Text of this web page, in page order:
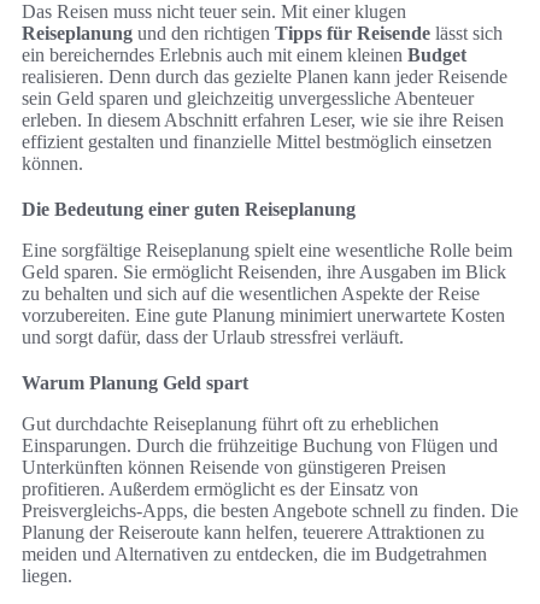
Das Reisen muss nicht teuer sein. Mit einer klugen
Reiseplanung und den richtigen Tipps für Reisende lässt sich
ein bereicherndes Erlebnis auch mit einem kleinen Budget
realisieren. Denn durch das gezielte Planen kann jeder Reisende
sein Geld sparen und gleichzeitig unvergessliche Abenteuer
erleben. In diesem Abschnitt erfahren Leser, wie sie ihre Reisen
effizient gestalten und finanzielle Mittel bestmöglich einsetzen
können.
Die Bedeutung einer guten Reiseplanung
Eine sorgfältige Reiseplanung spielt eine wesentliche Rolle beim
Geld sparen. Sie ermöglicht Reisenden, ihre Ausgaben im Blick
zu behalten und sich auf die wesentlichen Aspekte der Reise
vorzubereiten. Eine gute Planung minimiert unerwartete Kosten
und sorgt dafür, dass der Urlaub stressfrei verläuft.
Warum Planung Geld spart
Gut durchdachte Reiseplanung führt oft zu erheblichen
Einsparungen. Durch die frühzeitige Buchung von Flügen und
Unterkünften können Reisende von günstigeren Preisen
profitieren. Außerdem ermöglicht es der Einsatz von
Preisvergleichs-Apps, die besten Angebote schnell zu finden. Die
Planung der Reiseroute kann helfen, teuerere Attraktionen zu
meiden und Alternativen zu entdecken, die im Budgetrahmen
liegen.